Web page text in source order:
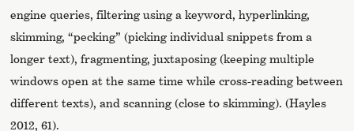
engine queries, filtering using a keyword, hyperlinking,
skimming, “pecking” (picking individual snippets from a
longer text), fragmenting, juxtaposing (keeping multiple
windows open at the same time while cross-reading between
different texts), and scanning (close to skimming). (Hayles
2012, 61).